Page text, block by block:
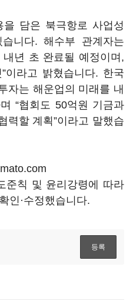
담은 북극항로 사업성
니다. 해수부 관계자는
년 초 완료될 예정이며,
이라고 밝혔습니다. 한국
자는 해운업의 미래를 내
“협회도 50억원 기금과
력할 계획”이라고 말했습
준칙 및 윤리강령에 따라
인·수정했습니다.